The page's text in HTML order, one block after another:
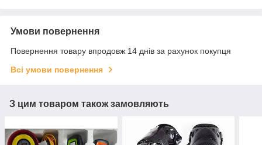
Умови повернення
Повернення товару впродовж 14 днів за рахунок покупця
Всі умови повернення
З цим товаром також замовляють